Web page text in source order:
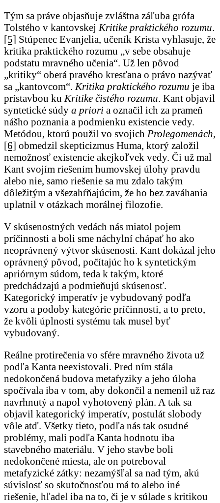
Tým sa práve objasňuje zvláštna záľuba grófa
Tolstého v kantovskej Kritike praktického rozumu.
[5] Stúpenec Evanjelia, učeník Krista vyhlasuje, že
kritika praktického rozumu „v sebe obsahuje
podstatu mravného učenia“. Už len pôvod
„kritiky“ oberá pravého kresťana o právo nazývať
sa „kantovcom“. Kritika praktického rozumu je iba
prístavbou ku Kritike čistého rozumu. Kant objavil
syntetické súdy a priori a označil ich za prameň
nášho poznania a podmienku existencie vedy.
Metódou, ktorú použil vo svojich Prolegomenách,
[6] obmedzil skepticizmus Huma, ktorý založil
nemožnosť existencie akejkoľvek vedy. Či už mal
Kant svojím riešením humovskej úlohy pravdu
alebo nie, samo riešenie sa mu zdalo takým
dôležitým a všezahŕňajúcim, že ho bez zaváhania
uplatnil v otázkach morálnej filozofie.
V skúsenostných vedách nás miatol pojem
príčinnosti a boli sme náchylní chápať ho ako
neoprávnený výtvor skúsenosti. Kant dokázal jeho
oprávnený pôvod, počítajúc ho k syntetickým
apriórnym súdom, teda k takým, ktoré
predchádzajú a podmieňujú skúsenosť.
Kategorický imperatív je vybudovaný podľa
vzoru a podoby kategórie príčinnosti, a to preto,
že kvôli úplnosti systému tak musel byť
vybudovaný.
Reálne protirečenia vo sfére mravného života už
podľa Kanta neexistovali. Pred ním stála
nedokončená budova metafyziky a jeho úloha
spočívala iba v tom, aby dokončil a nemenil už raz
navrhnutý a napol vyhotovený plán. A tak sa
objavil kategorický imperatív, postulát slobody
vôle atď. Všetky tieto, podľa nás tak osudné
problémy, mali podľa Kanta hodnotu iba
stavebného materiálu. V jeho stavbe boli
nedokončené miesta, ale on potreboval
metafyzické zátky: nezamýšľal sa nad tým, akú
súvislosť so skutočnosťou má to alebo iné
riešenie, hľadel iba na to, či je v súlade s kritikou